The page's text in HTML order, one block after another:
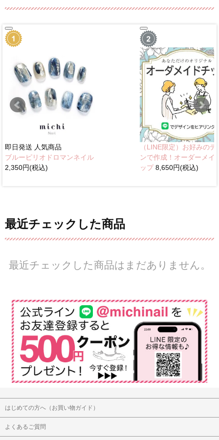
即日発送 人気商品
ブルーピリオドロマンネイル
2,350円(税込)
（LINE限定）お好みのデ
ンで作成！オーダーメイ
ップ8,650円(税込)
最近チェックした商品
最近チェックした商品はまだありません。
はじめての方へ（お買い物ガイド）
よくあるご質問